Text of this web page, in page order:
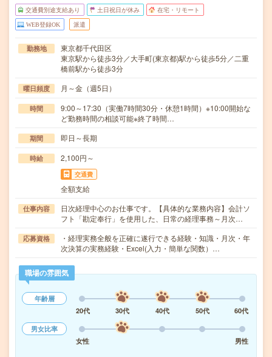
交通費別途支給あり 土日祝日が休み 在宅・リモート
WEB登録OK 派遣
勤務地
東京都千代田区
東京駅から徒歩3分／大手町(東京都)駅から徒歩5分／二重
橋前駅から徒歩3分
曜日頻度 月～金（週5日）
時間
9:00～17:30（実働7時間30分・休憩1時間）※10:00開始な
ど勤務時間の相談可能※終了時間…
期間 即日～長期
時給 2,100円～
交通費
全額支給
仕事内容
日次経理中心のお仕事です。【具体的な業務内容】会計ソ
フト「勘定奉行」を使用した、日常の経理事務～月次…
応募資格
・経理実務全般を正確に遂行できる経験・知識・月次・年
次決算の実務経験・Excel(入力・簡単な関数）…
職場の雰囲気
年齢層
20代
30代 40代 50代
60代
男女比率
女性
男性